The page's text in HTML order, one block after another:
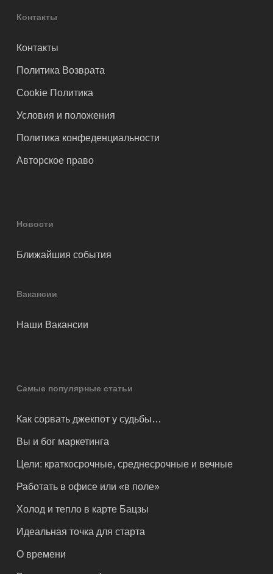
Контакты
Контакты
Политика Возврата
Cookie Политика
Условия и положения
Политика конфеденциальности
Авторское право
Новости
Ближайшия события
Вакансии
Наши Вакансии
Самые популярные статьи
Как сорвать джекпот у судьбы…
Вы и бог маркетинга
Цели: краткосрочные, среднесрочные и вечные
Работать в офисе или «в поле»
Холод и тепло в карте Бацзы
Идеальная точка для старта
О времени